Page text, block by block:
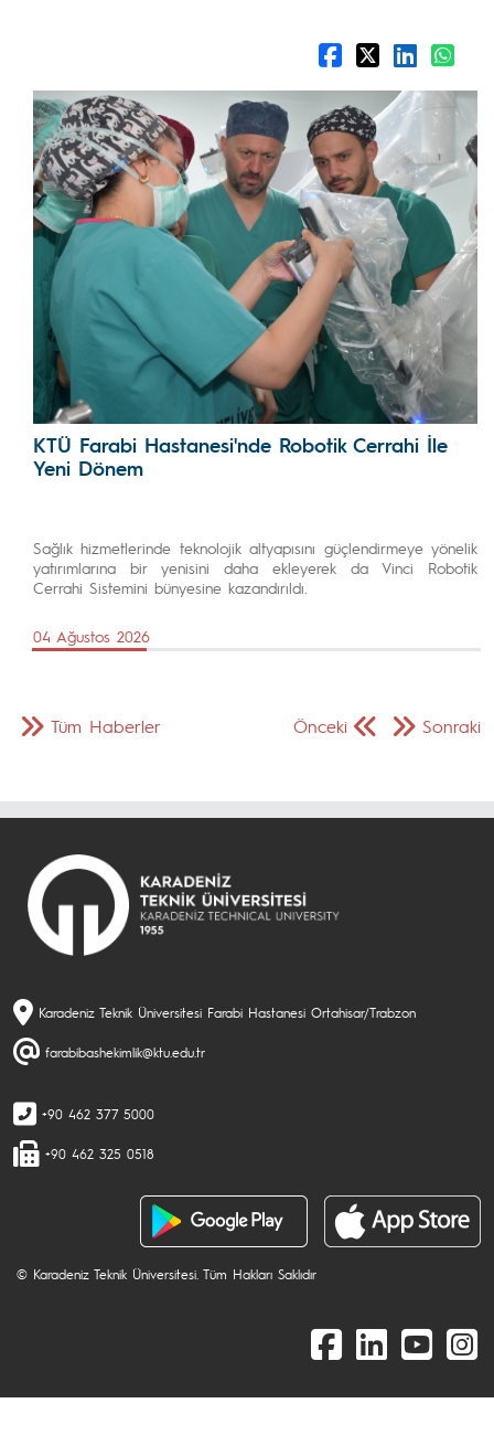
KTÜ Farabi Hastanesi'nde Robotik Cerrahi İle
Yeni Dönem
Sağlık hizmetlerinde teknolojik altyapısını güçlendirmeye yönelik
yatırımlarına bir yenisini daha ekleyerek da Vinci Robotik
Cerrahi Sistemini bünyesine kazandırıldı.
04 Ağustos 2026
Önceki Sonraki
Tüm Haberler
Karadeniz Teknik Üniversitesi Farabi Hastanesi Ortahisar/Trabzon
farabibashekimlik@ktu.edu.tr
+90 462 377 5000
+90 462 325 0518
© Karadeniz Teknik Üniversitesi. Tüm Hakları Saklıdır